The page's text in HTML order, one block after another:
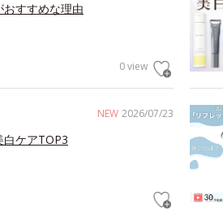
すすめな理由
0 view
NEW 2026/07/23
ケアTOP3